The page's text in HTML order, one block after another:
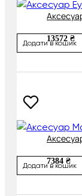
13572 ₴
Додати в кошик
7384 ₴
Додати в кошик